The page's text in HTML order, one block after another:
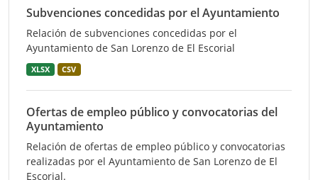
Subvenciones concedidas por el Ayuntamiento
Relación de subvenciones concedidas por el
Ayuntamiento de San Lorenzo de El Escorial
XLSX CSV
Ofertas de empleo público y convocatorias del
Ayuntamiento
Relación de ofertas de empleo público y convocatorias
realizadas por el Ayuntamiento de San Lorenzo de El
Escorial.